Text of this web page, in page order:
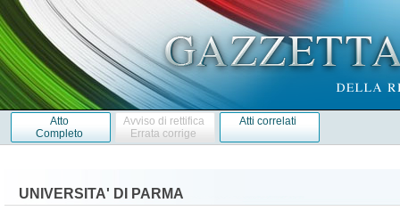
Atto
Completo
Avviso di rettifica
Errata corrige
Atti correlati
UNIVERSITA' DI PARMA